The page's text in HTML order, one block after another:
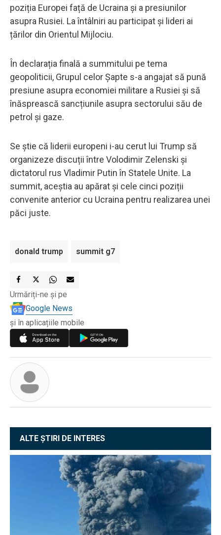
poziția Europei față de Ucraina și a presiunilor
asupra Rusiei. La întâlniri au participat și lideri ai
țărilor din Orientul Mijlociu.
În declarația finală a summitului pe tema
geopoliticii, Grupul celor Șapte s-a angajat să pună
presiune asupra economiei militare a Rusiei și să
înăsprească sancțiunile asupra sectorului său de
petrol și gaze.
Se știe că liderii europeni i-au cerut lui Trump să
organizeze discuții între Volodimir Zelenski și
dictatorul rus Vladimir Putin în Statele Unite. La
summit, aceștia au apărat și cele cinci poziții
convenite anterior cu Ucraina pentru realizarea unei
păci juste.
donald trump summit g7
Urmăriți-ne și pe
Google News
și în aplicațiile mobile
ALTE ȘTIRI DE INTERES